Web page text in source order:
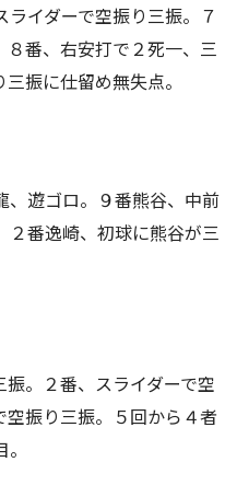
イダーで空振り三振。７
番、右安打で２死一、三
振に仕留め無失点。
遊ゴロ。９番熊谷、中前
番逸崎、初球に熊谷が三
。２番、スライダーで空
振り三振。５回から４者